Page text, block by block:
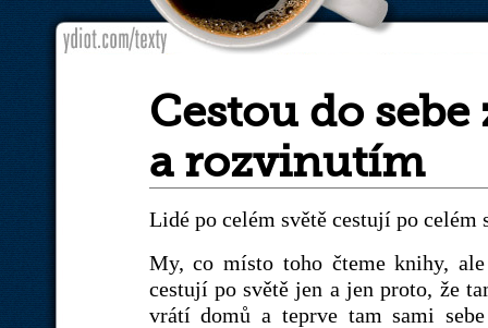
Cestou do
a rozvinutím
Lidé po celém světě cestují po celém
My, co místo toho čteme knihy,
cestují po světě jen a jen proto, že
vrátí domů a teprve tam sami